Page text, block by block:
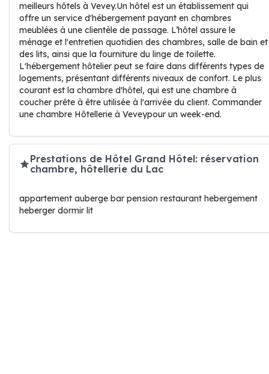
meilleurs hôtels à Vevey.Un hôtel est un établissement qui
offre un service d'hébergement payant en chambres
meublées à une clientèle de passage. L’hôtel assure le
ménage et l'entretien quotidien des chambres, salle de bain et
des lits, ainsi que la fourniture du linge de toilette.
L'hébergement hôtelier peut se faire dans différents types de
logements, présentant différents niveaux de confort. Le plus
courant est la chambre d'hôtel, qui est une chambre à
coucher prête à être utilisée à l'arrivée du client. Commander
une chambre Hôtellerie à Veveypour un week-end.
Prestations de Hôtel Grand Hôtel: réservation
chambre, hôtellerie du Lac
appartement auberge bar pension restaurant hebergement
heberger dormir lit